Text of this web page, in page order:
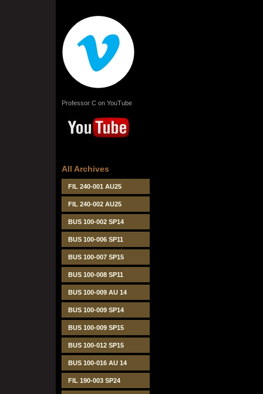
Professor C on YouTube
All Archives
FIL 240-001 AU25
FIL 240-002 AU25
BUS 100-002 SP14
BUS 100-006 SP11
BUS 100-007 SP15
BUS 100-008 SP11
BUS 100-009 AU 14
BUS 100-009 SP14
BUS 100-009 SP15
BUS 100-012 SP15
BUS 100-016 AU 14
FIL 190-003 SP24